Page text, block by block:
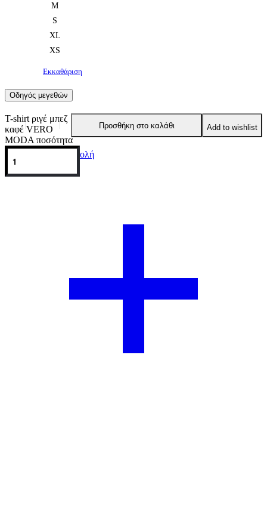
M
S
XL
XS
Εκκαθάριση
Οδηγός μεγεθών
T-shirt ριγέ μπεζ με
καφέ VERO
MODA ποσότητα
Προσθήκη στο καλάθι Add to wishlist
Πληρωμή & Αποστολή